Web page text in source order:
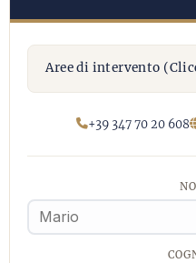
Aree di intervento
+39 347 70 20 608